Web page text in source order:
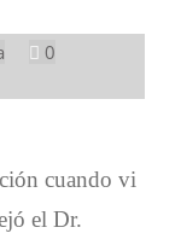
lipoabdobonilla
0
el Dr.